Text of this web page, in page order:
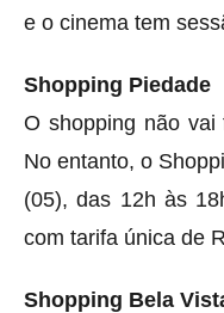
e o cinema tem
Shopping Piedade
O shopping não vai
No entanto, o
(05), das 12h às
com tarifa única de
Shopping Bela